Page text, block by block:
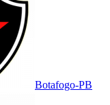
Botafogo-PB